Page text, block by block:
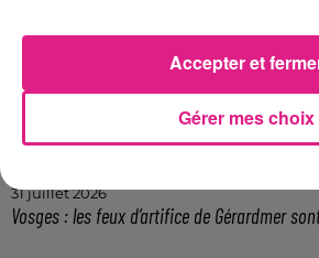
4 août 2026
Officiel : le lac de Madine reporte son feu
4 août 2026
Eclipse Solaire du 12 août : où voir ce
31 juillet 2026
31 juillet 2026
Vosges : les feux d’artifice de Gérardmer
Gérer mes choix
Accepter et